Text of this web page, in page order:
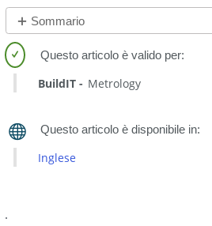
Salva
come
PDF
Sommario
No
intestazioni
BuildIT Metrology
Inglese